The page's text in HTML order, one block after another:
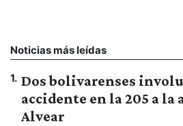
Noticias más leídas
1. Dos bolivarenses
accidente en la 205 a la
Alvear